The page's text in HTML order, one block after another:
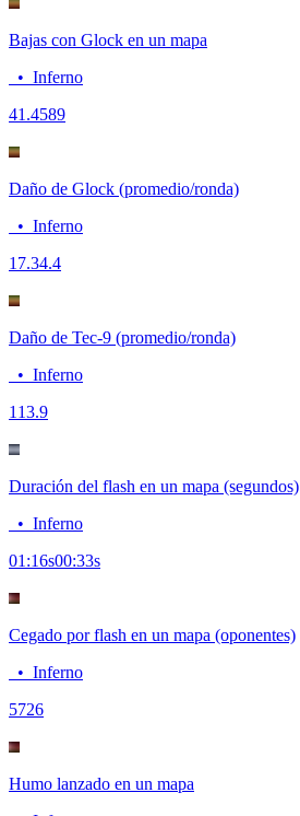
Bajas con Glock en un mapa
• Inferno
41.4589
Daño de Glock (promedio/ronda)
• Inferno
17.34.4
Daño de Tec-9 (promedio/ronda)
• Inferno
113.9
Duración del flash en un mapa (segundos)
• Inferno
01:16s00:33s
Cegado por flash en un mapa (oponentes)
• Inferno
5726
Humo lanzado en un mapa